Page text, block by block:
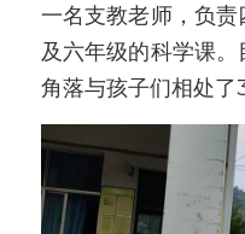
一名支教老师，负
及六年级的科学课
角落与孩子们相处了